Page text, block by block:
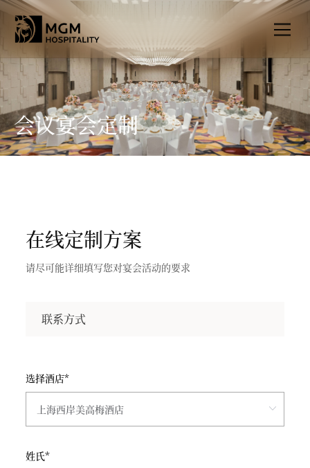
会议宴会定制
在线定制方案
请尽可能详细填写您对宴会活动的要求
联系方式
选择酒店*
姓氏*